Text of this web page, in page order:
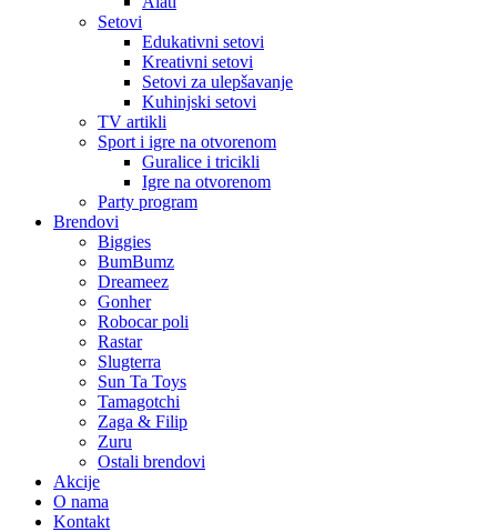
Setovi
Edukativni setovi
Kreativni setovi
Setovi za ulepšavanje
Kuhinjski setovi
TV artikli
Sport i igre na otvorenom
Guralice i tricikli
Igre na otvorenom
Party program
Brendovi
Biggies
BumBumz
Dreameez
Gonher
Robocar poli
Rastar
Slugterra
Sun Ta Toys
Tamagotchi
Zaga & Filip
Zuru
Ostali brendovi
Akcije
O nama
Kontakt